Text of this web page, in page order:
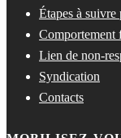
Étapes à
Comportement
Lien de non-
Syndication
Contacts